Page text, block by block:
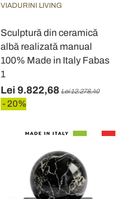
VIADURINI LIVING
Sculptură din ceramică
albă realizată manual
100% Made in Italy Fabas
1
Lei 9.822,68 Lei 12.278,40
- 20%